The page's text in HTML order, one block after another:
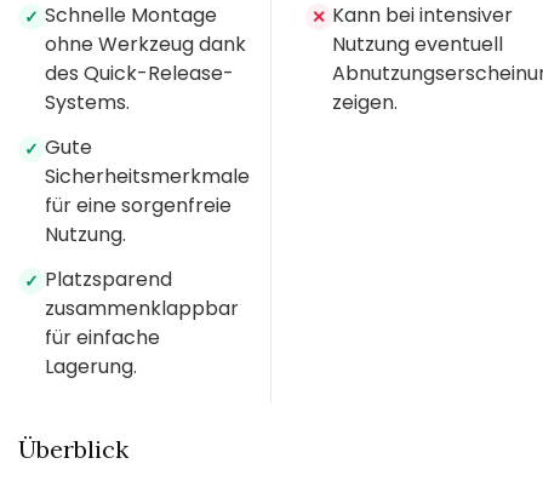
✓ Schnelle Montage
ohne Werkzeug dank
des Quick-Release-
Systems.
✓ Gute
Sicherheitsmerkmale
für eine sorgenfreie
Nutzung.
✓ Platzsparend
zusammenklappbar
für einfache
Lagerung.
✕ Kann bei intensiver
Nutzung eventuell
zeigen.
Überblick